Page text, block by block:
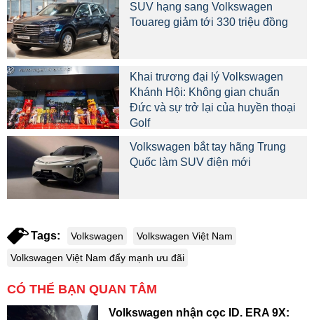
SUV hạng sang Volkswagen
Touareg giảm tới 330 triệu đồng
Khai trương đại lý Volkswagen
Khánh Hội: Không gian chuẩn
Đức và sự trở lại của huyền thoại
Golf
Volkswagen bắt tay hãng Trung
Quốc làm SUV điện mới
Tags: Volkswagen
Volkswagen Việt Nam
Volkswagen Việt Nam đẩy mạnh ưu đãi
CÓ THỂ BẠN QUAN TÂM
Volkswagen nhận cọc ID. ERA 9X: